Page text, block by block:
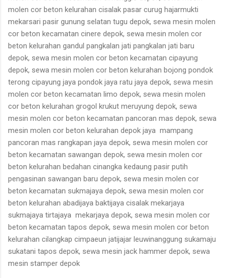
molen cor beton kelurahan cisalak pasar curug hajarmukti
mekarsari pasir gunung selatan tugu depok, sewa mesin molen
cor beton kecamatan cinere depok, sewa mesin molen cor
beton kelurahan gandul pangkalan jati pangkalan jati baru
depok, sewa mesin molen cor beton kecamatan cipayung
depok, sewa mesin molen cor beton kelurahan bojong pondok
terong cipayung jaya pondok jaya ratu jaya depok, sewa mesin
molen cor beton kecamatan limo depok, sewa mesin molen
cor beton kelurahan grogol krukut meruyung depok, sewa
mesin molen cor beton kecamatan pancoran mas depok, sewa
mesin molen cor beton kelurahan depok jaya mampang
pancoran mas rangkapan jaya depok, sewa mesin molen cor
beton kecamatan sawangan depok, sewa mesin molen cor
beton kelurahan bedahan cinangka kedaung pasir putih
pengasinan sawangan baru depok, sewa mesin molen cor
beton kecamatan sukmajaya depok, sewa mesin molen cor
beton kelurahan abadijaya baktijaya cisalak mekarjaya
sukmajaya tirtajaya mekarjaya depok, sewa mesin molen cor
beton kecamatan tapos depok, sewa mesin molen cor beton
kelurahan cilangkap cimpaeun jatijajar leuwinanggung sukamaju
sukatani tapos depok, sewa mesin jack hammer depok, sewa
mesin stamper depok